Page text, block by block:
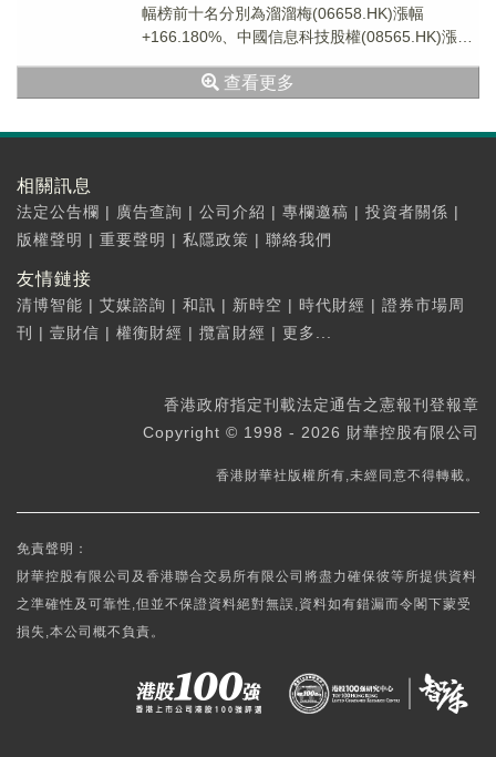
幅榜前十名分別為溜溜梅(06658.HK)漲幅
+166.180%、中國信息科技股權(08565.HK)漲幅
查看更多
相關訊息
法定公告欄 | 廣告查詢 | 公司介紹 | 專欄邀稿 | 投資者關係 |
版權聲明 | 重要聲明 | 私隱政策 | 聯絡我們
友情鏈接
清博智能 | 艾媒諮詢 | 和訊 | 新時空 | 時代財經 | 證券市場周
刊
| 壹財信 | 權衡財經 | 攬富財經 | 更多...
香港政府指定刊載法定通告之憲報刊登報章
Copyright © 1998 - 2026 財華控股有限公司
香港財華社版權所有,未經同意不得轉載。
免責聲明：
財華控股有限公司及香港聯合交易所有限公司將盡力確保彼等所提供資料
之準確性及可靠性,但並不保證資料絕對無誤,資料如有錯漏而令閣下蒙受
損失,本公司概不負責。